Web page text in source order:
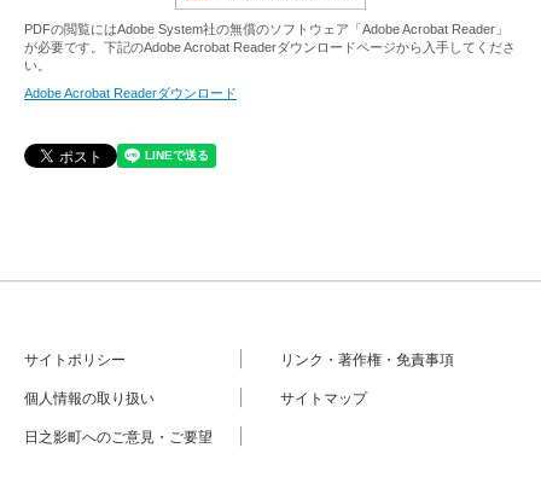
PDFの閲覧にはAdobe System社の無償のソフトウェア「Adobe Acrobat Reader」
が必要です。下記のAdobe Acrobat Readerダウンロードページから入手してくださ
い。
Adobe Acrobat Readerダウンロード
サイトポリシー リンク・著作権・免責事項
個人情報の取り扱い サイトマップ
日之影町へのご意見・ご要望